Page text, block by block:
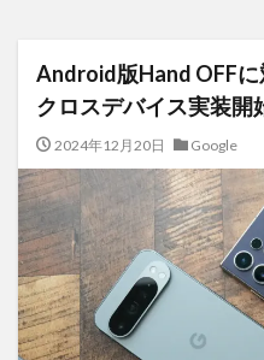
Android版Hand OFF
クロスデバイス実装開
2024年12月20日 Google